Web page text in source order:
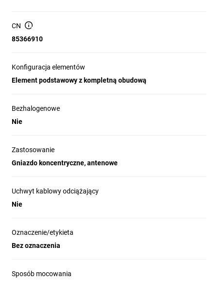
CN
85366910
Konfiguracja elementów
Element podstawowy z kompletną obudową
Bezhalogenowe
Nie
Zastosowanie
Gniazdo koncentryczne, antenowe
Uchwyt kablowy odciążający
Nie
Oznaczenie/etykieta
Bez oznaczenia
Sposób mocowania